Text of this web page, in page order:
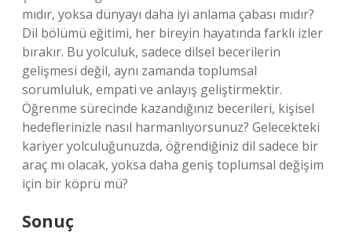
mıdır, yoksa dünyayı daha iyi anlama çabası mıdır?
Dil bölümü eğitimi, her bireyin hayatında farklı izler
bırakır. Bu yolculuk, sadece dilsel becerilerin
gelişmesi değil, aynı zamanda toplumsal
sorumluluk, empati ve anlayış geliştirmektir.
Öğrenme sürecinde kazandığınız becerileri, kişisel
hedeflerinizle nasıl harmanlıyorsunuz? Gelecekteki
kariyer yolculuğunuzda, öğrendiğiniz dil sadece bir
araç mı olacak, yoksa daha geniş toplumsal değişim
için bir köprü mü?
Sonuç